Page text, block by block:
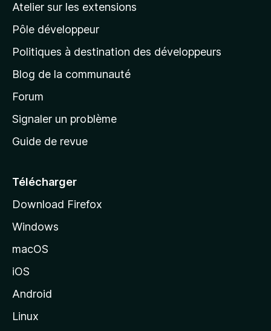
p
a
g
d
a
c
e
l
d
o
z
Atelier sur les extensions
Pôle développeur
Politiques à destination des développeurs
Blog de la communauté
Forum
Signaler un problème
Guide de revue
Télécharger
Download Firefox
Windows
macOS
iOS
Android
Linux